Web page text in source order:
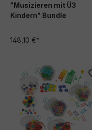
"Musizieren mit Ü3
Kindern" Bundle
148,10 €*